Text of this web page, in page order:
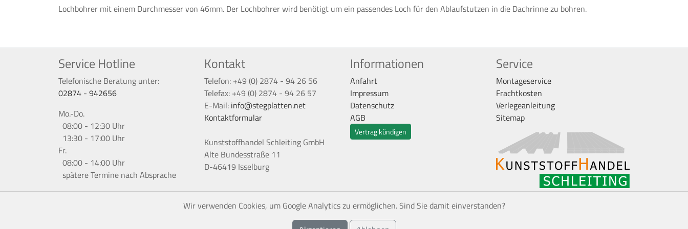
Lochbohrer mit einem Durchmesser von 46mm. Der Lochbohrer wird benötigt um ein passendes Loch für den Ablaufstutzen in die Dachrinne zu bohren.
Service Hotline
Telefonische Beratung unter:
02874 - 942656
Mo.-Do.
08:00 - 12:30 Uhr
13:30 - 17:00 Uhr
Fr.
08:00 - 14:00 Uhr
spätere Termine nach Absprache
Kontakt
Telefon: +49 (0) 2874 - 94 26 56
Telefax: +49 (0) 2874 - 94 26 57
E-Mail: info@stegplatten.net
Kontaktformular
Kunststoffhandel Schleiting GmbH
Alte Bundesstraße 11
D-46419 Isselburg
Informationen
Anfahrt
Impressum
Datenschutz
AGB
Vertrag kündigen
Service
Montageservice
Frachtkosten
Verlegeanleitung
Sitemap
Wir verwenden Cookies, um Google Analytics zu ermöglichen. Sind Sie damit einverstanden?